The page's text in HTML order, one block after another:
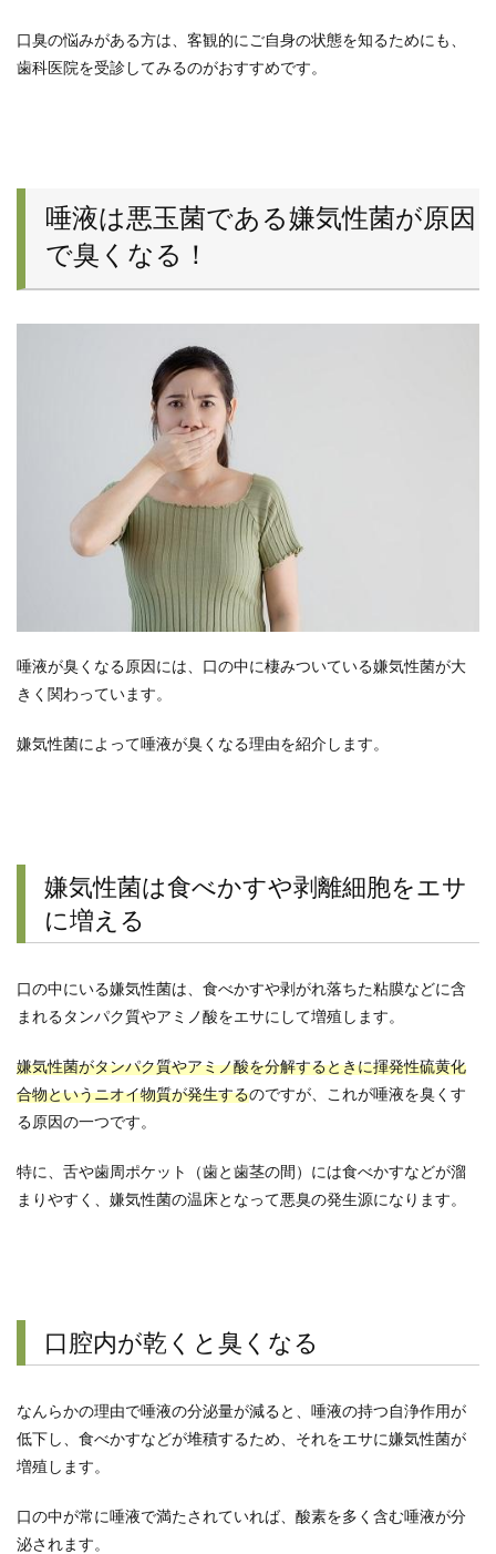
口臭の悩みがある方は、客観的にご自身の状態を知るためにも、
歯科医院を受診してみるのがおすすめです。
唾液は悪玉菌である嫌気性菌が原因
で臭くなる！
唾液が臭くなる原因には、口の中に棲みついている嫌気性菌が大
きく関わっています。
嫌気性菌によって唾液が臭くなる理由を紹介します。
嫌気性菌は食べかすや剥離細胞をエサ
に増える
口の中にいる嫌気性菌は、食べかすや剥がれ落ちた粘膜などに含
まれるタンパク質やアミノ酸をエサにして増殖します。
嫌気性菌がタンパク質やアミノ酸を分解するときに揮発性硫黄化
合物というニオイ物質が発生するのですが、これが唾液を臭くす
る原因の一つです。
特に、舌や歯周ポケット（歯と歯茎の間）には食べかすなどが溜
まりやすく、嫌気性菌の温床となって悪臭の発生源になります。
口腔内が乾くと臭くなる
なんらかの理由で唾液の分泌量が減ると、唾液の持つ自浄作用が
低下し、食べかすなどが堆積するため、それをエサに嫌気性菌が
増殖します。
口の中が常に唾液で満たされていれば、酸素を多く含む唾液が分
泌されます。